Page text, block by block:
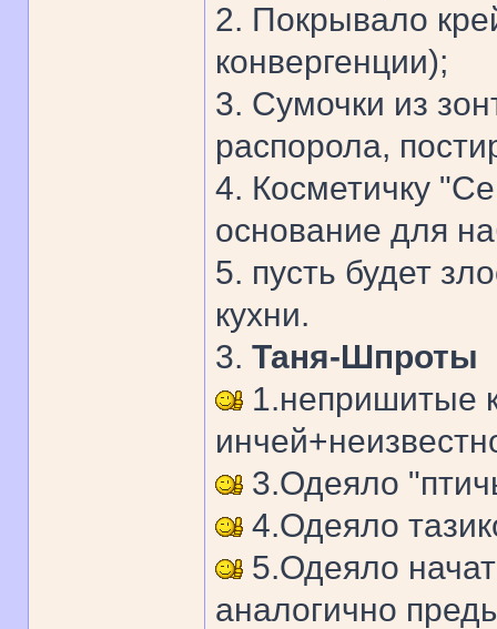
2. Покрывало
конвергенции);
3. Сумочки из
распорола,
4. Косметичку
основание для
5. пусть будет
кухни.
3. Таня-Шпроты
1.непришитые
3.Одеяло
4.Одеяло
5.Одеяло
аналогично